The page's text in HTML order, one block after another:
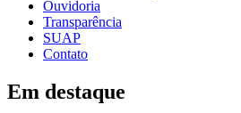
Ouvidoria
Transparência
SUAP
Contato
Em destaque